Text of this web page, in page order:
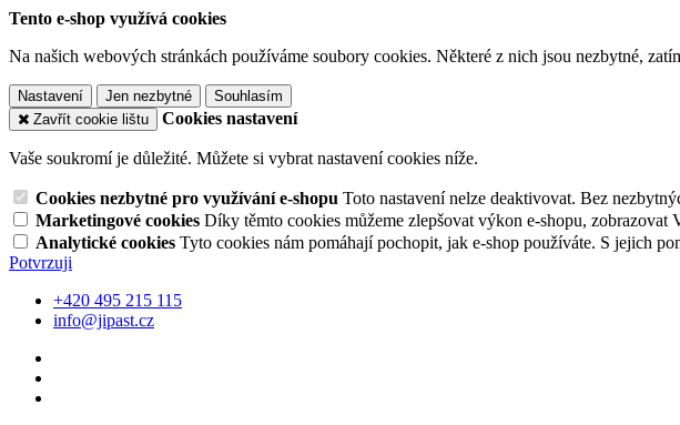
Tento e-shop využívá cookies
Na našich webových stránkách používáme soubory cookies. Některé z nich jsou nezbytné,
Nastavení Jen nezbytné
Souhlasím
Zavřít cookie lištu
Cookies nastavení
Vaše soukromí je důležité. Můžete si vybrat nastavení cookies níže.
Cookies nezbytné pro využívání e-shopu Toto nastavení nelze deaktivovat. Bez
Marketingové cookies Díky těmto cookies můžeme zlepšovat výkon e-shopu,
Analytické cookies Tyto cookies nám pomáhají pochopit, jak e-shop používáte. S jejich
Potvrzuji
+420 495 215 115
info@jipast.cz